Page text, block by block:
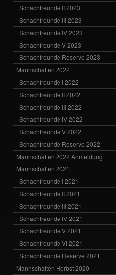
Schachfreunde II 2023
Schachfreunde III 2023
Schachfreunde IV 2023
Schachfreunde V 2023
Schachfreunde Reserve 2023
Mannschaften 2022
Schachfreunde I 2022
Schachfreunde II 2022
Schachfreunde III 2022
Schachfreunde IV 2022
Schachfreunde V 2022
Schachfreunde Reserve 2022
Mannschaften 2022 Anmeldung
Mannschaften 2021
Schachfreunde I 2021
Schachfreunde II 2021
Schachfreunde III 2021
Schachfreunde IV 2021
Schachfreunde V 2021
Schachfreunde VI 2021
Schachfreunde Reserve 2021
Mannschaften Herbst 2020